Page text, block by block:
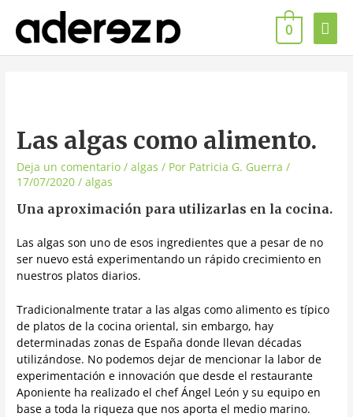
0
Las algas como alimento.
Deja un comentario /algas / Por Patricia G. Guerra /
17/07/2020 /algas
Una aproximación para utilizarlas en la cocina.
Las algas son uno de esos ingredientes que a pesar de no
ser nuevo está experimentando un rápido crecimiento en
nuestros platos diarios.
Tradicionalmente tratar a las algas como alimento es típico
de platos de la cocina oriental, sin embargo, hay
determinadas zonas de España donde llevan décadas
utilizándose. No podemos dejar de mencionar la labor de
experimentación e innovación que desde el restaurante
Aponiente ha realizado el chef Ángel León y su equipo en
base a toda la riqueza que nos aporta el medio marino.